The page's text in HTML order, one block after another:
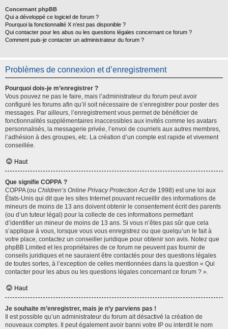
Concernant phpBB
Qui a développé ce logiciel de forum ?
Pourquoi la fonctionnalité X n’est pas disponible ?
Qui contacter pour les abus ou les questions légales concernant ce forum ?
Comment puis-je contacter un administrateur du forum ?
Problèmes de connexion et d’enregistrement
Pourquoi dois-je m’enregistrer ?
Vous pouvez ne pas le faire, mais l’administrateur du forum peut avoir
configuré les forums afin qu’il soit nécessaire de s’enregistrer pour poster des
messages. Par ailleurs, l’enregistrement vous permet de bénéficier de
fonctionnalités supplémentaires inaccessibles aux invités comme les avatars
personnalisés, la messagerie privée, l’envoi de courriels aux autres membres,
l’adhésion à des groupes, etc. La création d’un compte est rapide et vivement
conseillée.
Haut
Que signifie COPPA ?
COPPA (ou Children’s Online Privacy Protection Actde 1998) est une loi aux
États-Unis qui dit que les sites Internet pouvant recueillir des informations de
mineurs de moins de 13 ans doivent obtenir le consentement écrit des parents
(ou d’un tuteur légal) pour la collecte de ces informations permettant
d’identifier un mineur de moins de 13 ans. Si vous n’êtes pas sûr que cela
s’applique à vous, lorsque vous vous enregistrez ou que quelqu’un le fait à
votre place, contactez un conseiller juridique pour obtenir son avis. Notez que
phpBB Limited et les propriétaires de ce forum ne peuvent pas fournir de
conseils juridiques et ne sauraient être contactés pour des questions légales
de toutes sortes, à l’exception de celles mentionnées dans la question « Qui
contacter pour les abus ou les questions légales concernant ce forum ? ».
Haut
Je souhaite m’enregistrer, mais je n’y parviens pas !
Il est possible qu’un administrateur du forum ait désactivé la création de
nouveaux comptes. Il peut également avoir banni votre IP ou interdit le nom